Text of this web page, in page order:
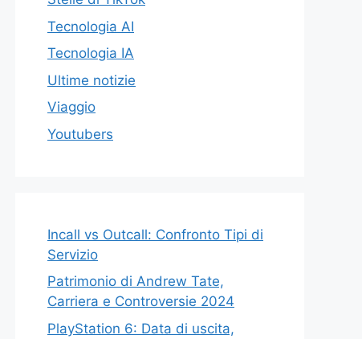
Tecnologia AI
Tecnologia IA
Ultime notizie
Viaggio
Youtubers
Incall vs Outcall: Confronto Tipi di
Servizio
Patrimonio di Andrew Tate,
Carriera e Controversie 2024
PlayStation 6: Data di uscita,